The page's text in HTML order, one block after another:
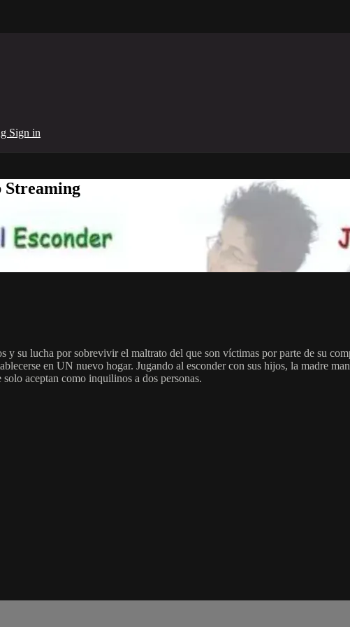
Sign in
Streaming
y su lucha por sobrevivir el maltrato del que son víctimas por parte de su
en UN nuevo hogar. Jugando al esconder con sus hijos, la madre
aceptan como inquilinos a dos personas.